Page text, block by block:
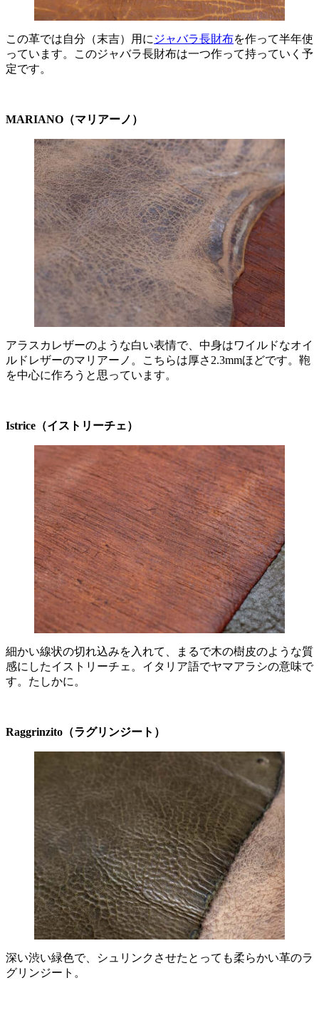
この革では自分（末吉）用に ジャバラ長財布を作って半年使
っています。このジャバラ長財布は一つ作って持っていく予
定です。
MARIANO（マリアーノ）
アラスカレザーのような白い表情で、中身はワイルドなオイ
ルドレザーのマリアーノ。こちらは厚さ2.3mmほどです。鞄
を中心に作ろうと思っています。
Istrice（イストリーチェ）
細かい線状の切れ込みを入れて、まるで木の樹皮のような質
感にしたイストリーチェ。イタリア語でヤマアラシの意味で
す。たしかに。
Raggrinzito（ラグリンジート）
深い渋い緑色で、シュリンクさせたとっても柔らかい革のラ
グリンジート。